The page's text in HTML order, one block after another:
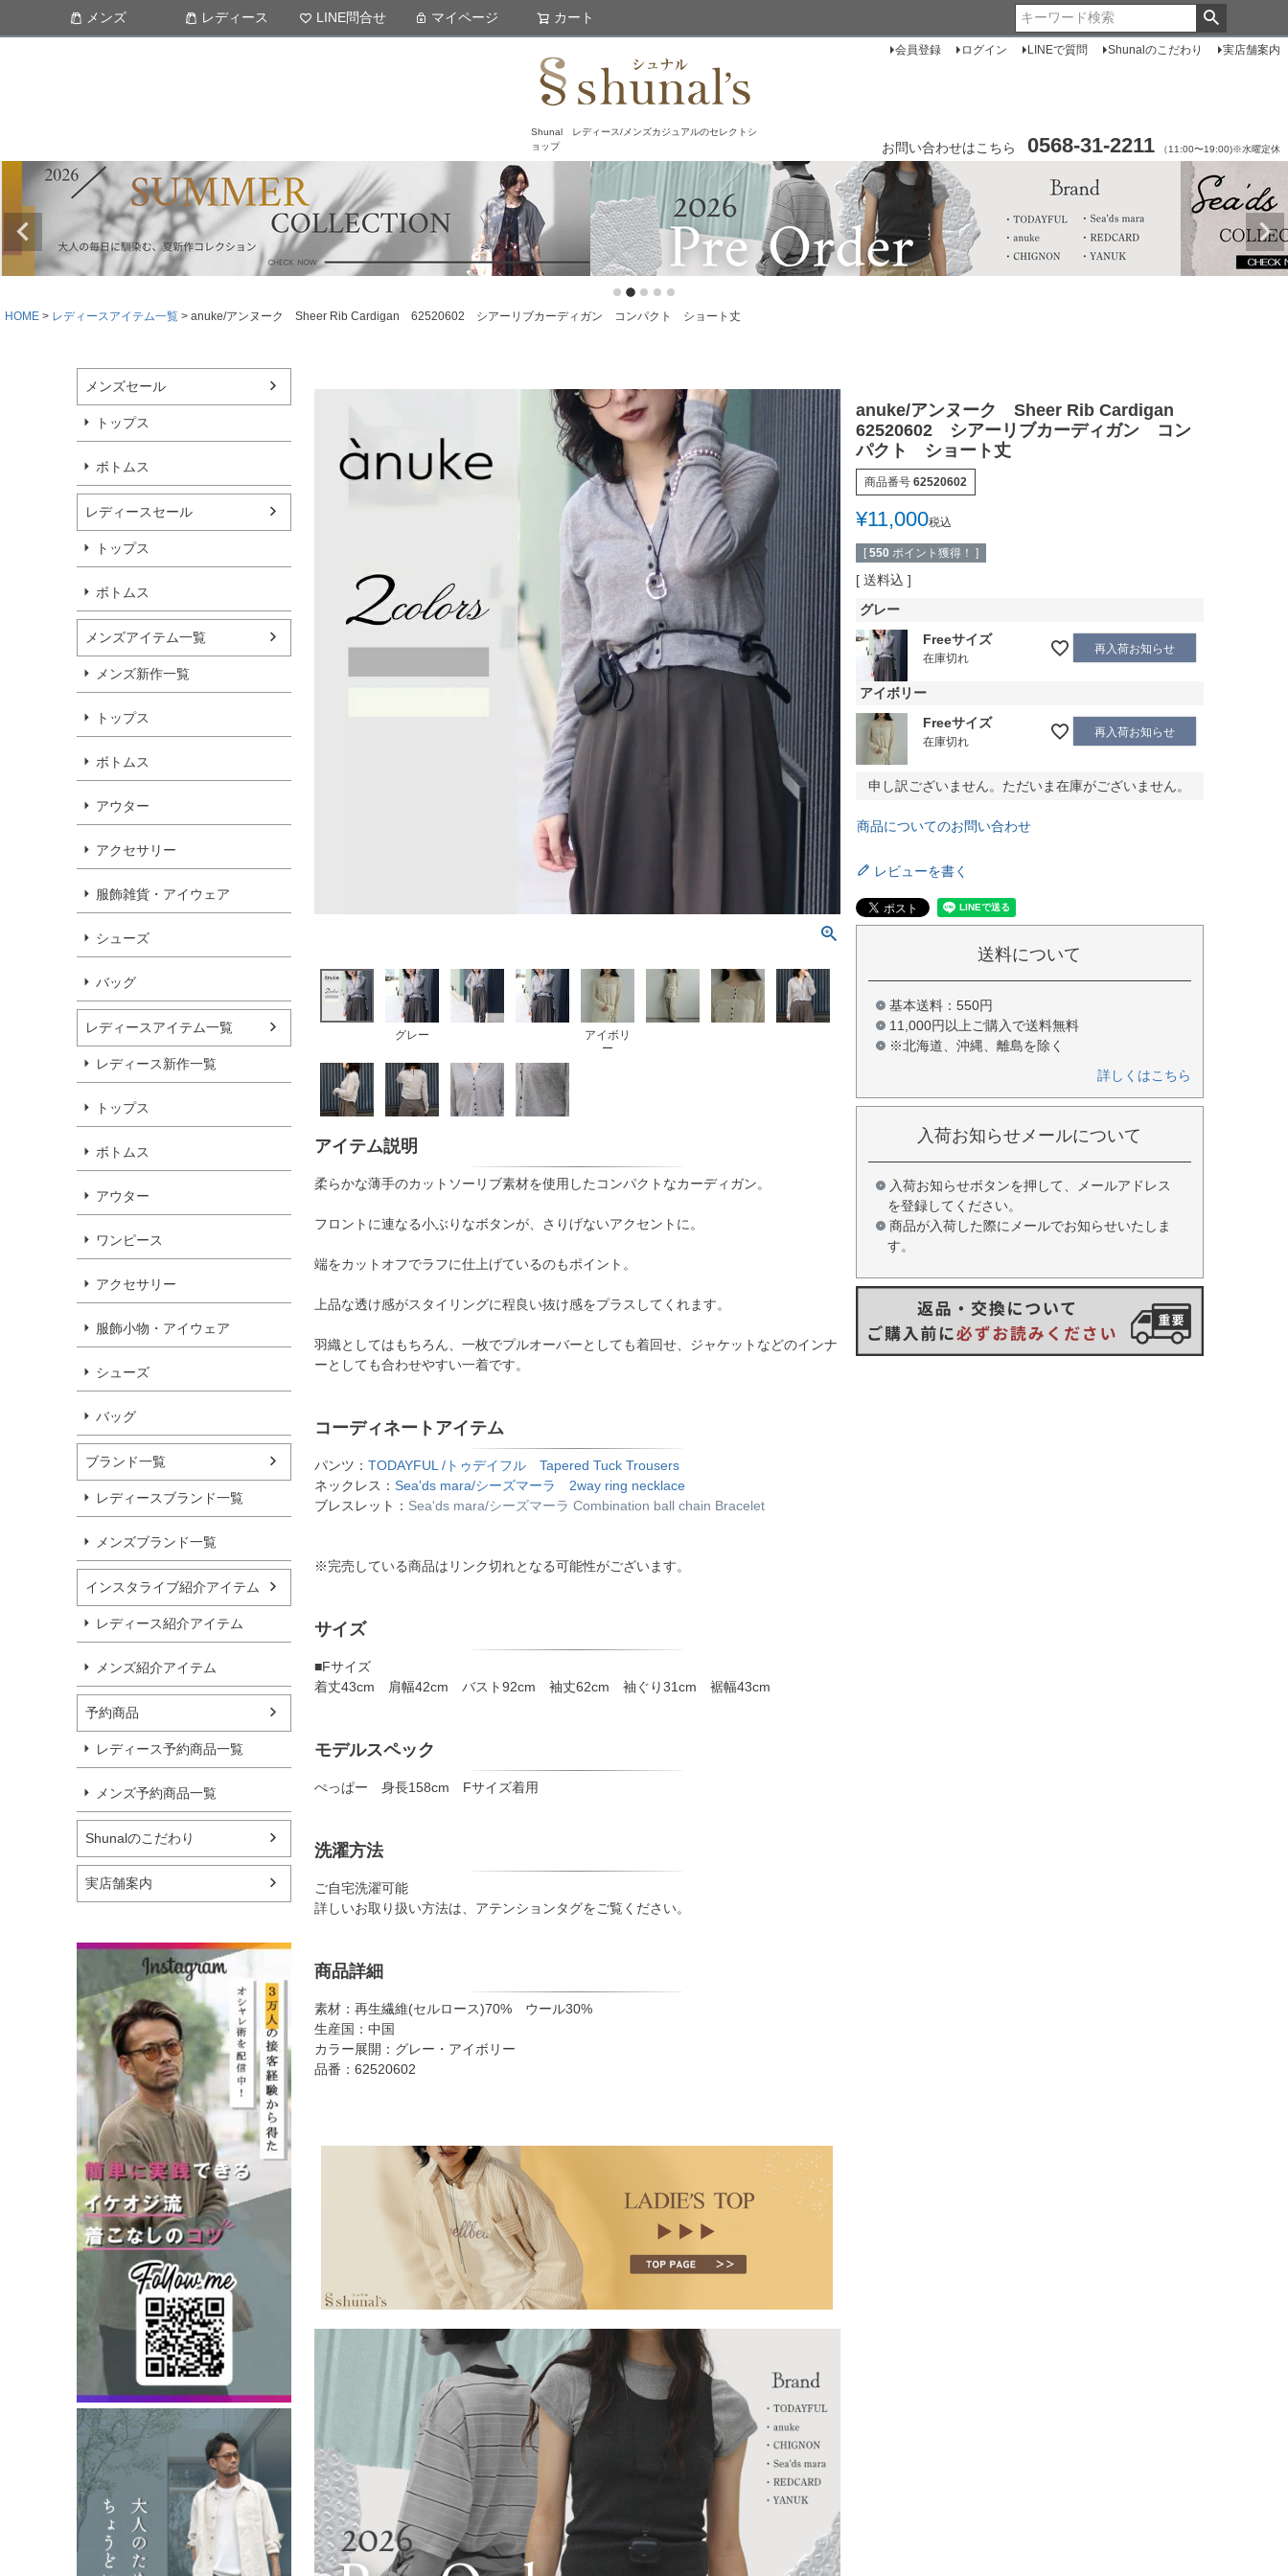
Shunal レディース/メンズカジュアルのセレクトシ
ョップ
会員登録 ログイン LINEで質問 Shunalのこだわり 実店舗案内
お問い合わせはこちら 0568-31-2211 （11:00〜19:00)※水曜定休
メンズ レディース LINE問合せ マイページ カート
HOME レディースアイテム一覧 anuke/アンヌーク Sheer Rib Cardigan 62520602 シアーリブカーディガン コンパクト ショート丈
メンズセール
トップス
ボトムス
レディースセール
トップス
ボトムス
メンズアイテム一覧
メンズ新作一覧
トップス
ボトムス
アウター
アクセサリー
服飾雑貨・アイウェア
シューズ
バッグ
レディースアイテム一覧
レディース新作一覧
トップス
ボトムス
アウター
ワンピース
アクセサリー
服飾小物・アイウェア
シューズ
バッグ
ブランド一覧
レディースブランド一覧
メンズブランド一覧
インスタライブ紹介アイテム
レディース紹介アイテム
メンズ紹介アイテム
予約商品
レディース予約商品一覧
メンズ予約商品一覧
Shunalのこだわり
実店舗案内
グレー
アイボリ
ー
アイテム説明
柔らかな薄手のカットソーリブ素材を使用したコンパクトなカーディガン。
フロントに連なる小ぶりなボタンが、さりげないアクセントに。
端をカットオフでラフに仕上げているのもポイント。
上品な透け感がスタイリングに程良い抜け感をプラスしてくれます。
羽織としてはもちろん、一枚でプルオーバーとしても着回せ、ジャケットなどのインナ
ーとしても合わせやすい一着です。
コーディネートアイテム
パンツ： TODAYFUL /トゥデイフル Tapered Tuck Trousers
ネックレス： Sea'ds mara/シーズマーラ 2way ring necklace
ブレスレット： Sea'ds mara/シーズマーラ Combination ball chain Bracelet
※完売している商品はリンク切れとなる可能性がございます。
サイズ
■Fサイズ
着丈43cm 肩幅42cm バスト92cm 袖丈62cm 袖ぐり31cm 裾幅43cm
モデルスペック
ぺっぱー 身長158cm Fサイズ着用
洗濯方法
ご自宅洗濯可能
詳しいお取り扱い方法は、アテンションタグをご覧ください。
商品詳細
素材：再生繊維(セルロース)70% ウール30%
生産国：中国
カラー展開：グレー・アイボリー
品番：62520602
anuke/アンヌーク Sheer Rib Cardigan
62520602 シアーリブカーディガン コン
パクト ショート丈
商品番号 62520602
¥11,000税込
[ 550 ポイント獲得！ ]
送料込
グレー
Freeサイズ
在庫切れ
再入荷お知らせ
アイボリー
Freeサイズ
在庫切れ
再入荷お知らせ
申し訳ございません。ただいま在庫がございません。
商品についてのお問い合わせ
レビューを書く
送料について
基本送料：550円
11,000円以上ご購入で送料無料
※北海道、沖縄、離島を除く
詳しくはこちら
入荷お知らせメールについて
入荷お知らせボタンを押して、メールアドレス
を登録してください。
商品が入荷した際にメールでお知らせいたしま
す。